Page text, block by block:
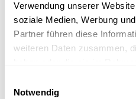
Verwendung unserer
soziale Medien, Werbung
Partner führen diese
weiteren Daten zusammen,
Notwendig
FREI VERFÜGBAR
Betriebsanleitungen |
MIT LOGIN